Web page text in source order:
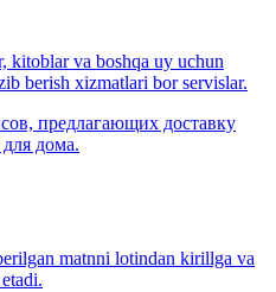
va boshqa uy uchun
berish xizmatlari bor servislar.
предлагающих доставку
дома.
matnni lotindan kirillga va